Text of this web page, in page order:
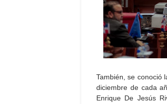
También, se conoció
diciembre de cada
Enrique De Jesús